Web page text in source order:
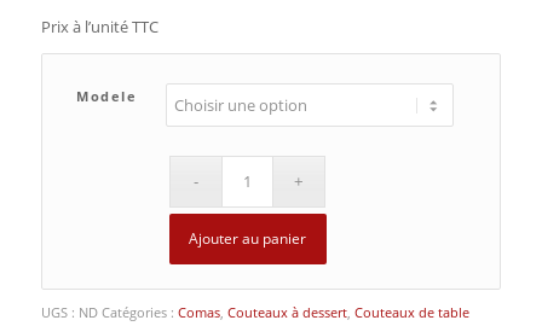
Prix à l’unité TTC
Modele
Ajouter au panier
UGS : ND Catégories : Comas, Couteaux à dessert, Couteaux de table